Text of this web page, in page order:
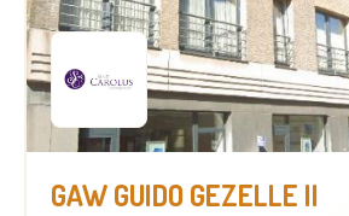
GAW GUIDO GEZELLE II